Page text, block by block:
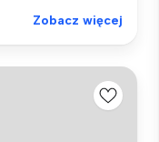
Zobacz więcej